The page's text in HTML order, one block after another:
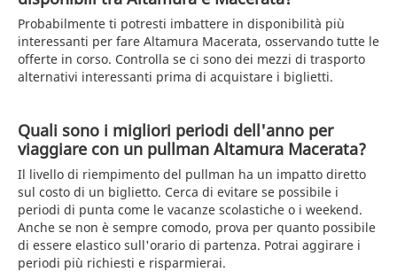
Probabilmente ti potresti imbattere in disponibilità più
interessanti per fare Altamura Macerata, osservando tutte le
offerte in corso. Controlla se ci sono dei mezzi di trasporto
alternativi interessanti prima di acquistare i biglietti.
Quali sono i migliori periodi dell'anno per
viaggiare con un pullman Altamura Macerata?
Il livello di riempimento del pullman ha un impatto diretto
sul costo di un biglietto. Cerca di evitare se possibile i
periodi di punta come le vacanze scolastiche o i weekend.
Anche se non è sempre comodo, prova per quanto possibile
di essere elastico sull'orario di partenza. Potrai aggirare i
periodi più richiesti e risparmierai.